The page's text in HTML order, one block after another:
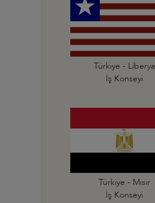
Türkiye - Liberya
İş Konseyi
Türkiye - Mısır
İş Konseyi